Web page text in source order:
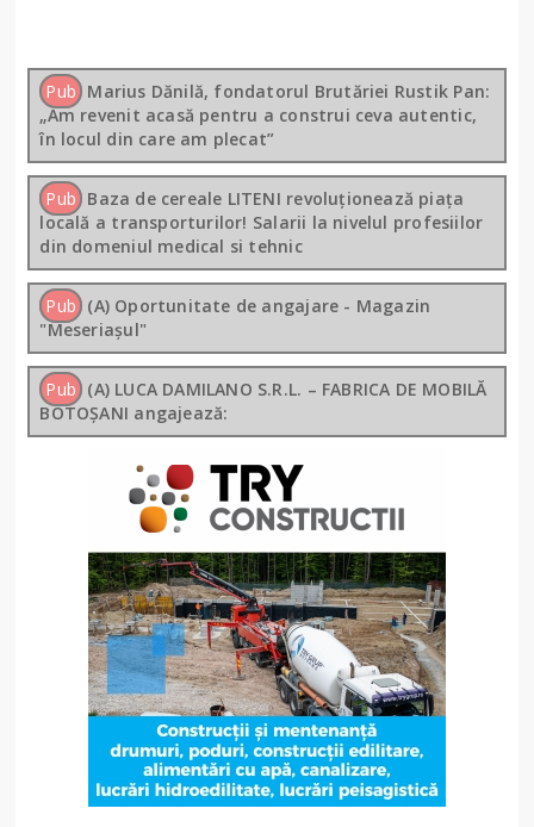
Pub Marius Dănilă, fondatorul Brutăriei Rustik Pan:
„Am revenit acasă pentru a construi ceva autentic,
în locul din care am plecat”
Pub Baza de cereale LITENI revoluționează piața
locală a transporturilor! Salarii la nivelul profesiilor
din domeniul medical si tehnic
Pub (A) Oportunitate de angajare - Magazin
"Meseriașul"
Pub (A) LUCA DAMILANO S.R.L. – FABRICA DE MOBILĂ
BOTOȘANI angajează: